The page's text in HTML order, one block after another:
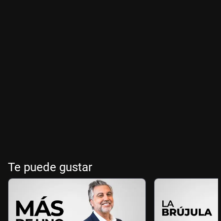
Te puede gustar